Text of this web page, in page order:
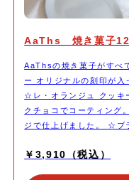
AaThs 焼き菓子12
AaThsの焼き菓子がす
ー オリジナルの刻印が入
☆レ・オランジュ クッキ
クチョコでコーティング
ジで仕上げました。 ☆ブ
い、ゴールドのアラザン
￥3,910（税込）